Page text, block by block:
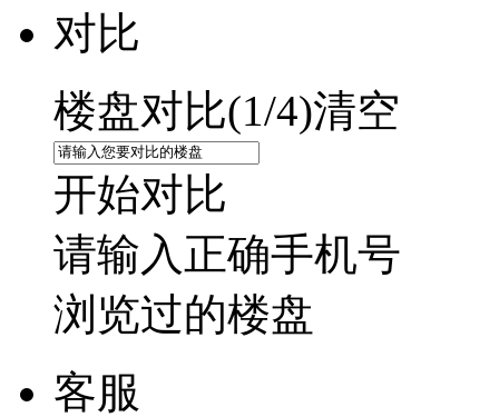
对比
楼盘对比(1/4)清空
开始对比
请输入正确手机号
浏览过的楼盘
客服